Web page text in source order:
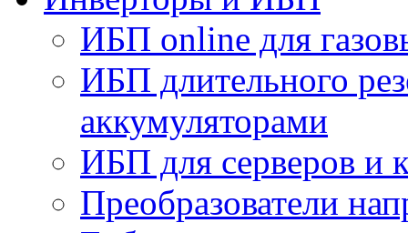
ИБП online для
ИБП длительного
аккумуляторами
ИБП для серверов и
Преобразователи